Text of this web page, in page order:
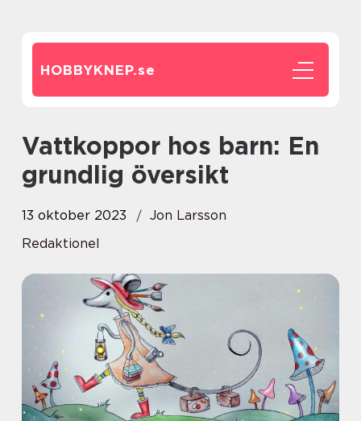
HOBBYKNEP.se
Vattkoppor hos barn: En
grundlig översikt
13 oktober 2023
Jon Larsson
Redaktionel